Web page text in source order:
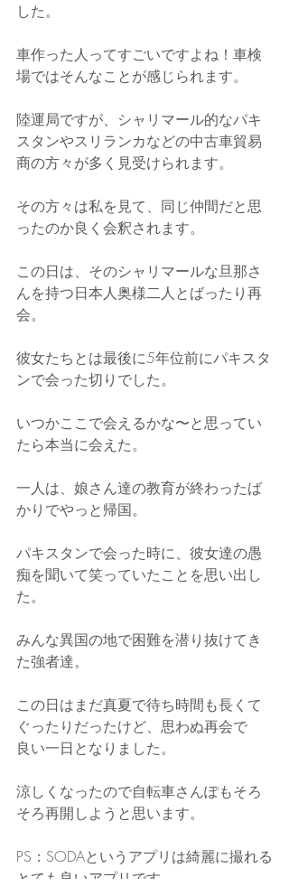
した。
車作った人ってすごいですよね！車検
場ではそんなことが感じられます。
陸運局ですが、シャリマール的なパキ
スタンやスリランカなどの中古車貿易
商の方々が多く見受けられます。
その方々は私を見て、同じ仲間だと思
ったのか良く会釈されます。
この日は、そのシャリマールな旦那さ
んを持つ日本人奥様二人とばったり再
会。
彼女たちとは最後に5年位前にパキスタ
ンで会った切りでした。
いつかここで会えるかな〜と思ってい
たら本当に会えた。
一人は、娘さん達の教育が終わったば
かりでやっと帰国。
パキスタンで会った時に、彼女達の愚
痴を聞いて笑っていたことを思い出し
た。
みんな異国の地で困難を潜り抜けてき
た強者達。
この日はまだ真夏で待ち時間も長くて
ぐったりだったけど、思わぬ再会で
良い一日となりました。
涼しくなったので自転車さんぽもそろ
そろ再開しようと思います。
PS：SODAというアプリは綺麗に撮れる
とても良いアプリです。